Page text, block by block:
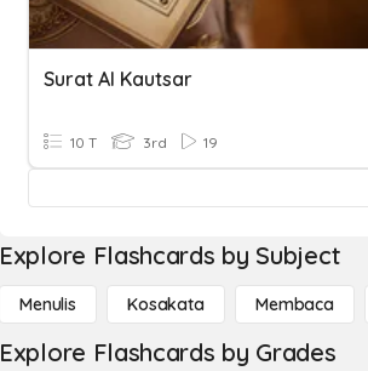
Surat Al Kautsar
10 T 3rd 19
Explore Flashcards by Subject
Menulis Kosakata Membaca
Explore Flashcards by Grades